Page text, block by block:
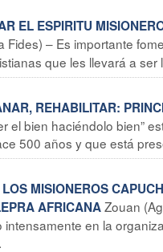
EL ESPIRITU
Fides) – Es importante
que les llevará a
REHABILITAR:
el bien haciéndolo bien”
500 años y que está
MISIONEROS
AFRICANAZouan
en la